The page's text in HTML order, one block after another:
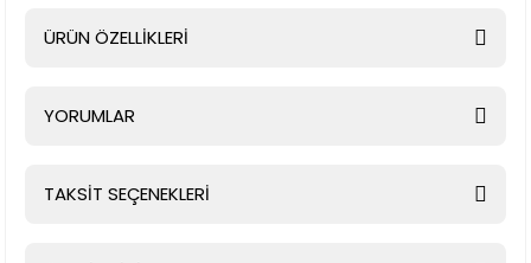
ÜRÜN ÖZELLİKLERİ
YORUMLAR
TAKSİT SEÇENEKLERİ